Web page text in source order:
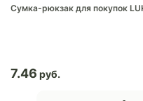
Сумка-рюкзак для покупок
7.46